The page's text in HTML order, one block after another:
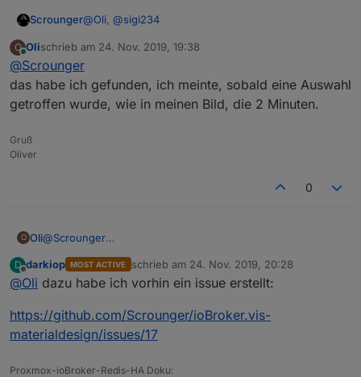
Scrounger@Oli @sigi234
O
Online
Olischrieb am 24. Nov. 2019, 19:38
zuletzt editiert von
@Scrounger
das habe ich gefunden, ich meinte, sobald eine Auswahl
getroffen wurde, wie in meinen Bild, die 2 Minuten.
Gruß
Oliver
0
O Oli@Scrounger
getroffen wurde, wie in meinen Bild, die 2 Minuten.
D
Offline
darkiop MOST ACTIVE schrieb am 24. Nov. 2019, 20:28
zuletzt editiert von
@Oli dazu habe ich vorhin ein issue erstellt:
https://github.com/Scrounger/ioBroker.vis-
materialdesign/issues/17
Proxmox-ioBroker-Redis-HA Doku: